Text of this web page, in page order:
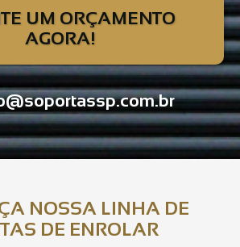
UM ORÇAMENTO
AGORA!
NOSSA LINHA DE
DE ENROLAR